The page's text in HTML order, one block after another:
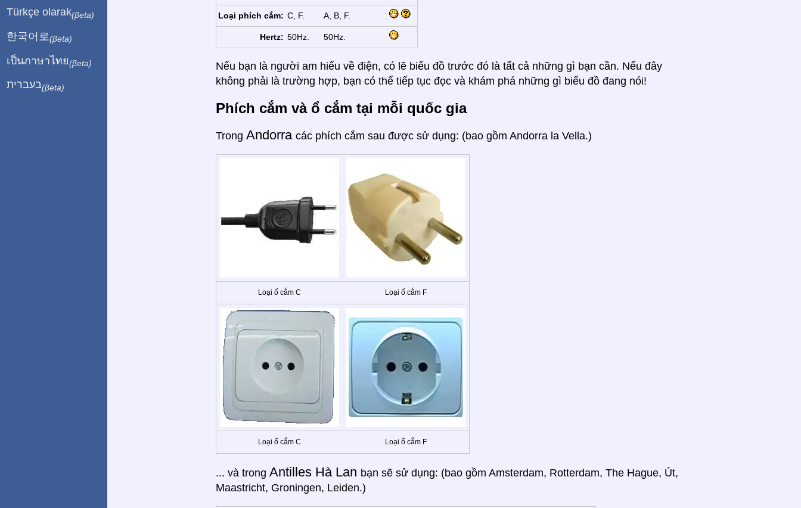
Loại phích cắm: C, F. A, B, F.
Hertz: 50Hz. 50Hz.
Nếu bạn là người am hiểu về điện, có lẽ biểu đồ trước đó là tất cả những gì bạn cần. Nếu đây
không phải là trường hợp, bạn có thể tiếp tục đọc và khám phá những gì biểu đồ đang nói!
Phích cắm và ổ cắm tại mỗi quốc gia
Trong Andorra các phích cắm sau được sử dụng: (bao gồm Andorra la Vella.)
Loại ổ cắm C Loại ổ cắm F
Loại ổ cắm C Loại ổ cắm F
... và trong Antilles Hà Lan bạn sẽ sử dụng: (bao gồm Amsterdam, Rotterdam, The Hague, Út,
Maastricht, Groningen, Leiden.)
Türkçe olarak(βeta)
한국어로 (βeta)
เป็นภาษาไทย(βeta)
בעברית(βeta)